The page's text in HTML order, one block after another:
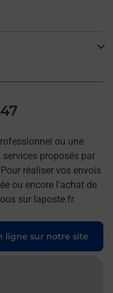
ou une
proposés par
réaliser vos envois
ou encore l'achat de
sur laposte.fr.
ligne sur notre site